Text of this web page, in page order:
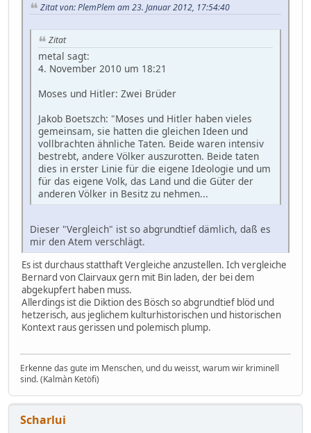
Zitat von: PlemPlem am 23. Januar 2012, 17:54:40
Zitat
metal sagt:
4. November 2010 um 18:21
Moses und Hitler: Zwei Brüder
Jakob Boetszch: "Moses und Hitler haben vieles
gemeinsam, sie hatten die gleichen Ideen und
vollbrachten ähnliche Taten. Beide waren intensiv
bestrebt, andere Völker auszurotten. Beide taten
dies in erster Linie für die eigene Ideologie und um
für das eigene Volk, das Land und die Güter der
anderen Völker in Besitz zu nehmen...
Dieser "Vergleich" ist so abgrundtief dämlich, daß es
mir den Atem verschlägt.
Es ist durchaus statthaft Vergleiche anzustellen. Ich vergleiche
Bernard von Clairvaux gern mit Bin laden, der bei dem
abgekupfert haben muss.
Allerdings ist die Diktion des Bösch so abgrundtief blöd und
hetzerisch, aus jeglichem kulturhistorischen und historischen
Kontext raus gerissen und polemisch plump.
Erkenne das gute im Menschen, und du weisst, warum wir kriminell
sind. (Kalmàn Ketöfi)
Scharlui